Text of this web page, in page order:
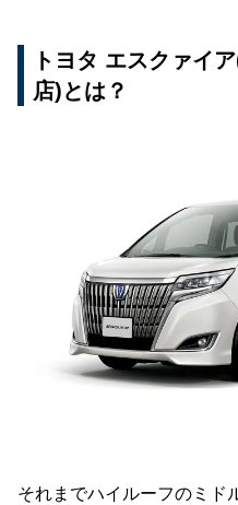
トヨタ エスクァイ
店)とは？
それまでハイルーフのミド